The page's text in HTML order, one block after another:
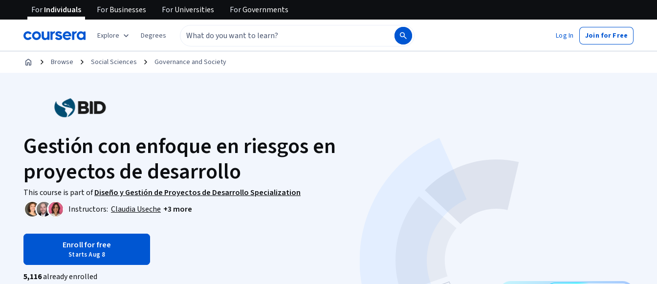
ForIndividuals ForBusinesses ForUniversities ForGovernments
Explore Degrees Log In Join for Free
Browse Social Sciences Governance and Society
Gestión con enfoque en riesgos en
proyectos de desarrollo
This course is part ofDiseño y Gestión de Proyectos de Desarrollo Specialization
Instructors: Claudia Useche +3 more
Enroll for free
Starts Aug 8
5,116already enrolled